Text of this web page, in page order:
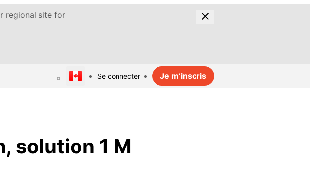
regional site for
Se connecter Je m’inscris
solution 1 M